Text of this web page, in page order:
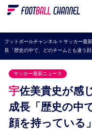
WEリーグ
海外サッカー
プレミアリーグ
ラ・リーガ
セリエA
ブンデスリーガ
UEFA
フットボールチャンネル> サッカー最
長「歴史の中で、どのチームとも違う
サッカー最新ニュース
宇佐美貴史が感じるガンバ大阪の変化と
成長「歴史の中
顔を持っている